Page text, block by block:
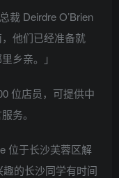
Deirdre O’Brien
他们已经准备就
乡亲。」
位店员，可提供中
务。
于长沙芙蓉区解
的长沙同学有时间